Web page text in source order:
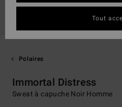
Polaires
Immortal Distress
Sweat à capuche Noir Homme
Tout